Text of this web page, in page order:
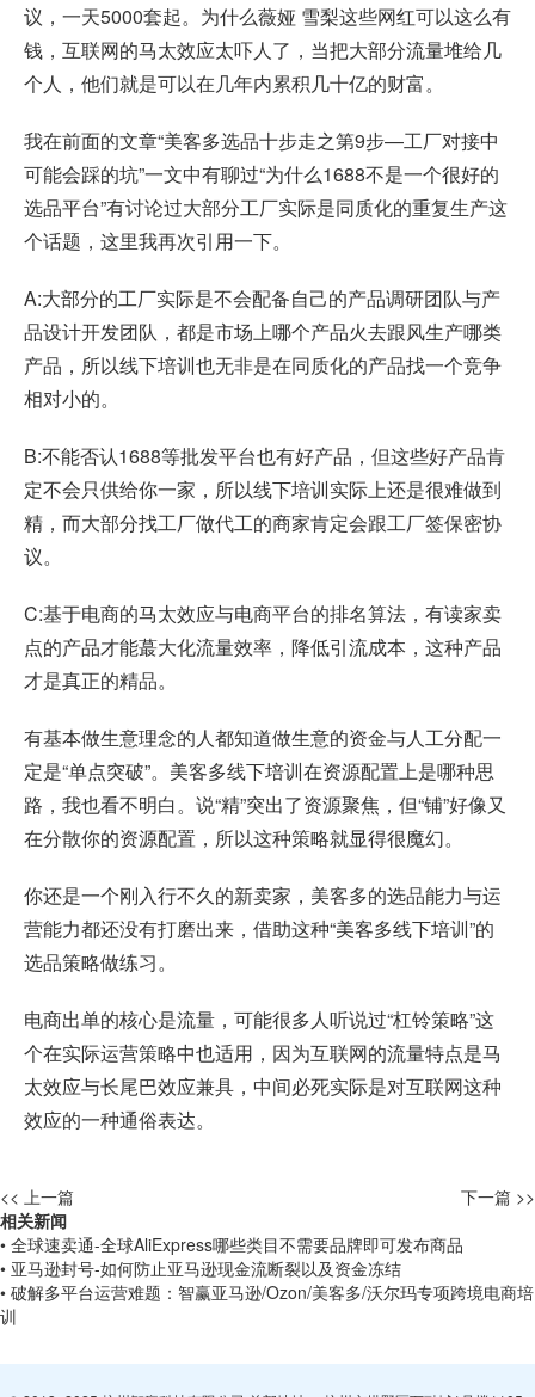
议，一天5000套起。为什么薇娅 雪梨这些网红可以这么有
钱，互联网的马太效应太吓人了，当把大部分流量堆给几
个人，他们就是可以在几年内累积几十亿的财富。
我在前面的文章“美客多选品十步走之第9步—工厂对接中
可能会踩的坑”一文中有聊过“为什么1688不是一个很好的
选品平台”有讨论过大部分工厂实际是同质化的重复生产这
个话题，这里我再次引用一下。
A:大部分的工厂实际是不会配备自己的产品调研团队与产
品设计开发团队，都是市场上哪个产品火去跟风生产哪类
产品，所以线下培训也无非是在同质化的产品找一个竞争
相对小的。
B:不能否认1688等批发平台也有好产品，但这些好产品肯
定不会只供给你一家，所以线下培训实际上还是很难做到
精，而大部分找工厂做代工的商家肯定会跟工厂签保密协
议。
C:基于电商的马太效应与电商平台的排名算法，有读家卖
点的产品才能蕞大化流量效率，降低引流成本，这种产品
才是真正的精品。
有基本做生意理念的人都知道做生意的资金与人工分配一
定是“单点突破”。美客多线下培训在资源配置上是哪种思
路，我也看不明白。说“精”突出了资源聚焦，但“铺”好像又
在分散你的资源配置，所以这种策略就显得很魔幻。
你还是一个刚入行不久的新卖家，美客多的选品能力与运
营能力都还没有打磨出来，借助这种“美客多线下培训”的
选品策略做练习。
电商出单的核心是流量，可能很多人听说过“杠铃策略”这
个在实际运营策略中也适用，因为互联网的流量特点是马
太效应与长尾巴效应兼具，中间必死实际是对互联网这种
效应的一种通俗表达。
<< 上一篇
下一篇 >>
相关新闻
• 全球速卖通-全球AliExpress哪些类目不需要品牌即可发布商品
• 亚马逊封号-如何防止亚马逊现金流断裂以及资金冻结
• 破解多平台运营难题：智赢亚马逊/Ozon/美客多/沃尔玛专项跨境电商培
训